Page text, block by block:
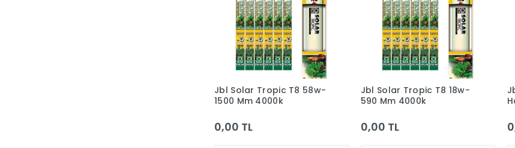
Jbl Solar Tropic T8 58w-
1500 Mm 4000k
0,00 TL
Jbl Solar Tropic T8 18w-
590 Mm 4000k
0,00 TL